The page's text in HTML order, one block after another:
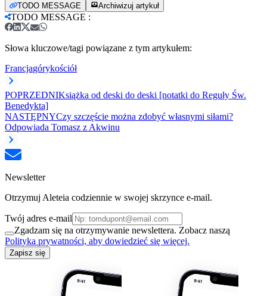
TODO MESSAGE Archiwizuj artykuł
TODO MESSAGE :
Słowa kluczowe/tagi powiązane z tym artykułem:
Francjagórykościół
POPRZEDNIKsiążka od deski do deski [notatki do Reguły Św.
Benedykta]
NASTĘPNYCzy szczęście można zdobyć własnymi siłami?
Odpowiada Tomasz z Akwinu
Newsletter
Otrzymuj Aleteia codziennie w swojej skrzynce e-mail.
Twój adres e-mail
Zgadzam się na otrzymywanie newslettera. Zobacz naszą
Polityka prywatności, aby dowiedzieć się więcej.
Zapisz się